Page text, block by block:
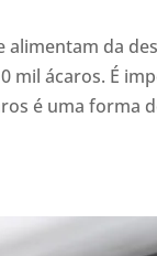
da
mil ácaros. É
é uma forma